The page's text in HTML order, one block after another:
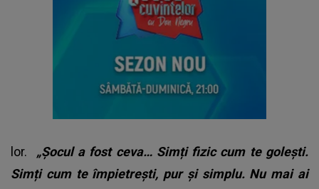
lor. „Șocul a fost ceva… Simți fizic cum te golești.
Simți cum te împietrești, pur și simplu. Nu mai ai